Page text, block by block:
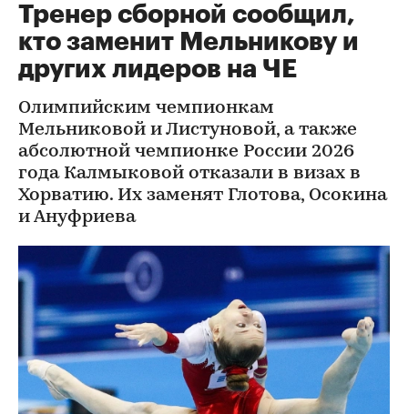
Тренер сборной сообщил,
кто заменит Мельникову и
других лидеров на ЧЕ
Олимпийским чемпионкам
Мельниковой и Листуновой, а также
абсолютной чемпионке России 2026
года Калмыковой отказали в визах в
Хорватию. Их заменят Глотова, Осокина
и Ануфриева